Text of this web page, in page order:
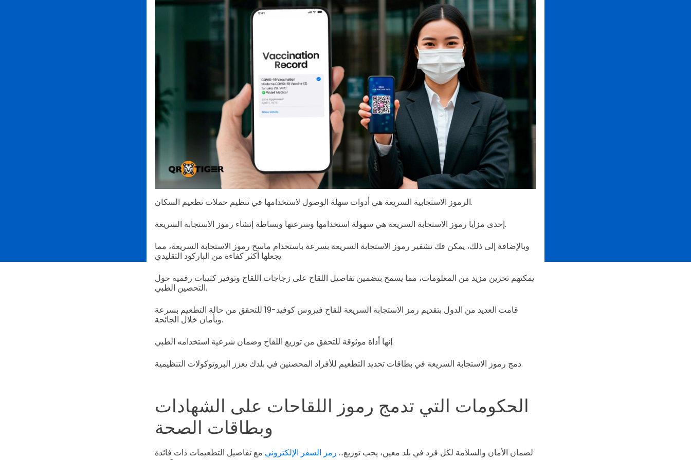
الرموز الاستجابية السريعة هي أدوات سهلة الوصول لاستخدامها في تنظيم حملات تطعيم السكان.
إحدى مزايا رموز الاستجابة السريعة هي سهولة استخدامها وسرعتها وبساطة إنشاء رموز الاستجابة السريعة.
وبالإضافة إلى ذلك، يمكن فك تشفير رموز الاستجابة السريعة بسرعة باستخدام ماسح رموز الاستجابة السريعة، مما
يجعلها أكثر كفاءة من الباركود التقليدي.
يمكنهم تخزين مزيد من المعلومات، مما يسمح بتضمين تفاصيل اللقاح على زجاجات اللقاح وتوفير كتيبات رقمية حول
التحصين الطبي.
قامت العديد من الدول بتقديم رمز الاستجابة السريعة للقاح فيروس كوفيد-19 للتحقق من حالة التطعيم بسرعة
وبأمان خلال الجائحة.
إنها أداة موثوقة للتحقق من توزيع اللقاح وضمان شرعية استخدامه الطبي.
دمج رموز الاستجابة السريعة في بطاقات تحديد التطعيم للأفراد المحصنين في بلدك يعزز البروتوكولات التنظيمية.
الحكومات التي تدمج رموز اللقاحات على الشهادات
وبطاقات الصحة
لضمان الأمان والسلامة لكل فرد في بلد معين، يجب توزيع... رمز السفر الإلكتروني مع تفاصيل التطعيمات ذات فائدة